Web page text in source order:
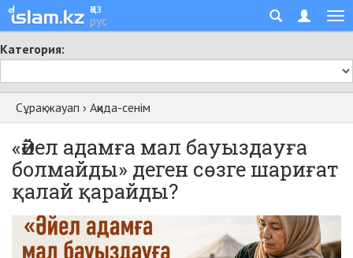
қаз
рус
Категория:
Сұрақ-жауап › Ақида-сенім
«Әйел адамға мал бауыздауға
болмайды» деген сөзге шариғат
қалай қарайды?